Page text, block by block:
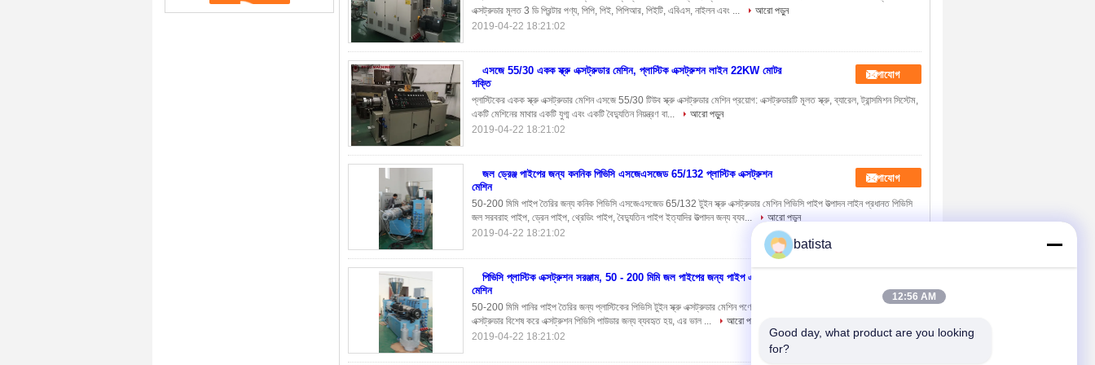
এক্সট্রুডার মূলত 3 ডি প্রিন্টার পণ্য, পিপি, পিই, পিপিআর, পিইটি, এবিএস, নাইলন এবং ...
আরো পড়ুন
2019-04-22 18:21:02
এসজে 55/30 একক স্ক্রু এক্সট্রুডার মেশিন, প্লাস্টিক এক্সট্রুশন লাইন 22KW মোটর
শক্তি
যোগাযোগ
প্লাস্টিকের একক স্ক্রু এক্সট্রুডার মেশিন এসজে 55/30 টিউব স্ক্রু এক্সট্রুডার মেশিন প্রয়োগ: এক্সট্রুডারটি মূলত স্ক্রু, ব্যারেল, ট্রান্সমিশন সিস্টেম,
একটি মেশিনের মাথার একটি যুগ্ম এবং একটি বৈদ্যুতিন নিয়ন্ত্রণ বা...
আরো পড়ুন
2019-04-22 18:21:02
জল ড্রেঞ্জ পাইপের জন্য কননিক পিভিসি এসজেএসজেড 65/132 প্লাস্টিক এক্সট্রুশন
মেশিন
যোগাযোগ
50-200 মিমি পাইপ তৈরির জন্য কনিক পিভিসি এসজেএসজেড 65/132 টুইন স্ক্রু এক্সট্রুডার মেশিন পিভিসি পাইপ উত্পাদন লাইন প্রধানত পিভিসি
জল সরবরাহ পাইপ, ড্রেন পাইপ, থ্রেডিং পাইপ, বৈদ্যুতিন পাইপ ইত্যাদির উত্পাদন জন্য ব্যব...
আরো পড়ুন
2019-04-22 18:21:02
পিভিসি প্লাস্টিক এক্সট্রুশন সরঞ্জাম, 50 - 200 মিমি জল পাইপের জন্য পাইপ এক্সট্রুশন
মেশিন
50-200 মিমি পানির পাইপ তৈরির জন্য প্লাস্টিকের পিভিসি টুইন স্ক্রু এক্সট্রুডার মেশিন পণ্যের বর্ণনা: এসজেএসজেড সিরিজের শঙ্কুযুক্ত দুটি স্ক্রু
এক্সট্রুডার বিশেষ করে এক্সট্রুশন পিভিসি পাউডার জন্য ব্যবহৃত হয়, এর ভাল ...
আরো পড়ুন
2019-04-22 18:21:02
batista
12:56 AM
Good day, what product are you looking
for?